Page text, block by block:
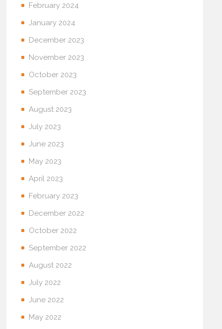
February 2024
January 2024
December 2023
November 2023
October 2023
September 2023
August 2023
July 2023
June 2023
May 2023
April 2023
February 2023
December 2022
October 2022
September 2022
August 2022
July 2022
June 2022
May 2022